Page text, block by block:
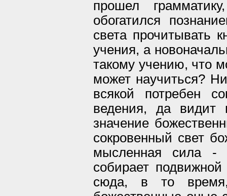
прошел
обогатился
света прочитывать
учения, а
такому учению, что
может научиться?
всякой потребен
ведения, да видит
значение
сокровенный свет
мысленная сила -
собирает
сюда, в то